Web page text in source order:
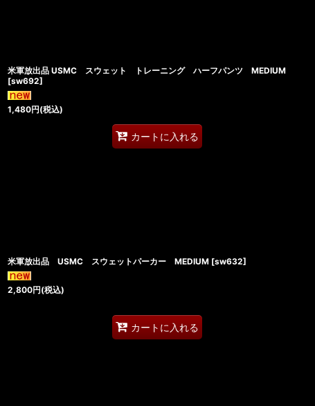
米軍放出品 USMC スウェット トレーニング ハーフパンツ MEDIUM
[sw692]
1,480円(税込)
カートに入れる
米軍放出品 USMC スウェットパーカー MEDIUM [sw632]
2,800円(税込)
カートに入れる